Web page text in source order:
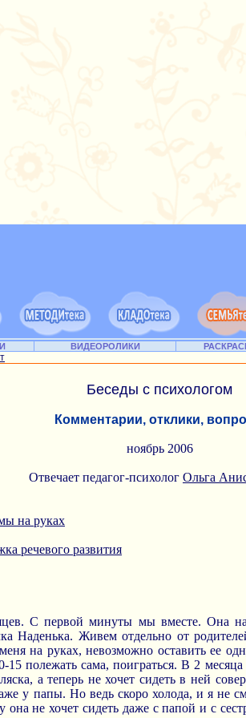
ВИДЕОРОЛИКИ
Беседы с психологом
Комментарии, отклики,
ноябрь 2006
Отвечает педагог-психолог Ольга
на руках
речевого развития
С первой минуты мы вместе. Она
Наденька. Живем отдельно от
меня на руках, невозможно оставить ее
полежать сама, поиграться. В 2
а теперь не хочет сидеть в ней
у папы. Но ведь скоро холода, и я не
она не хочет сидеть даже с папой и с